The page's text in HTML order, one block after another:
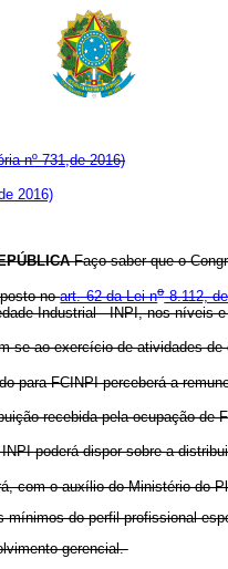
nº 731,de 2016)
2016)
Faço saber que o
noart. 62 da Lei no8.112,
Industrial - INPI, nos níveis
se ao exercício de atividades
para FCINPI perceberá a
recebida pela ocupação de
poderá dispor sobre a
com o auxílio do Ministério do
mínimos do perfil profissional
gerencial.